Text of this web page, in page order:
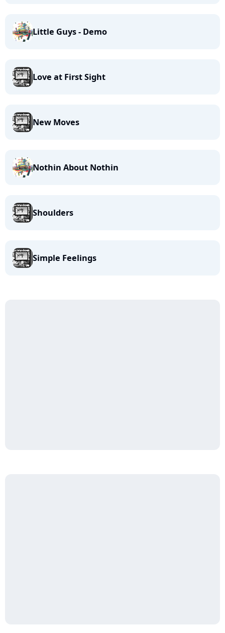
Little Guys - Demo
Love at First Sight
New Moves
Nothin About Nothin
Shoulders
Simple Feelings